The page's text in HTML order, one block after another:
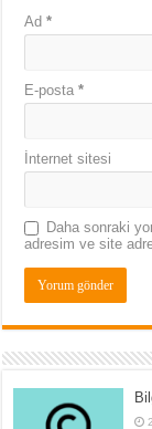
Ad*
E-posta*
İnternet sitesi
Daha sonraki
adresim ve site